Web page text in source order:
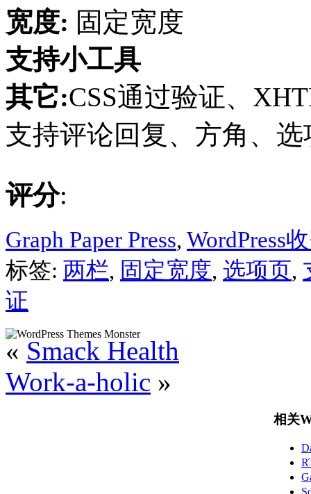
宽度: 固定宽度
支持小工具
其它:CSS通过验证、
支持评论回复、方角、
评分:
Graph Paper Press, WordPress
标签: 两栏, 固定宽度, 选项页,
证
« Smack Health
Work-a-holic »
相关